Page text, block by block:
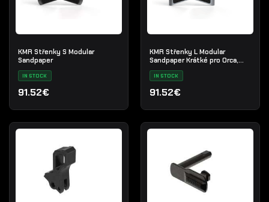
KMR Střenky S Modular
Sandpaper
IN STOCK
91.52€
KMR Střenky L Modular
Sandpaper Krátké pro Orca,
EMIQ Titan
IN STOCK
91.52€